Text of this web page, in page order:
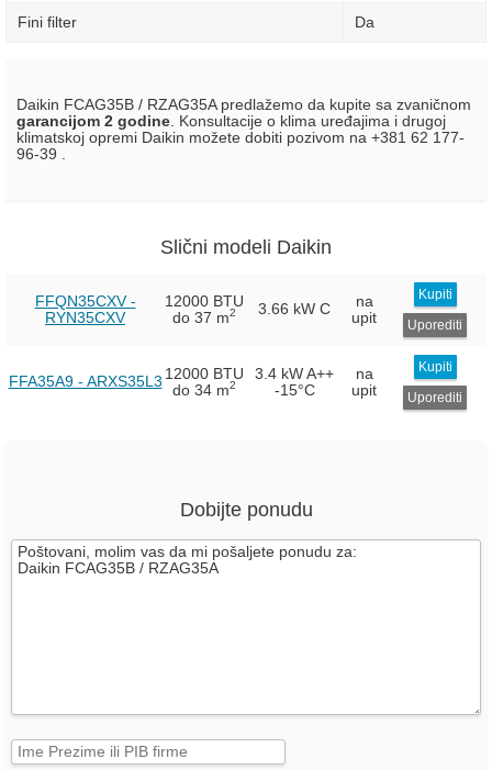
Fini filter Da
Daikin FCAG35B / RZAG35A predlažemo da kupite sa zvaničnom
garancijom 2 godine . Konsultacije o klima uređajima i drugoj
klimatskoj opremi Daikin možete dobiti pozivom na +381 62 177-
96-39 .
Slični modeli Daikin
FFQN35CXV -
RYN35CXV
12000 BTU
do 37 m2 3.66 kW C
na
upit
Kupiti
Uporediti
FFA35A9 - ARXS35L3 12000 BTU
do 34 m2
3.4 kW A++
-15°C
na
upit
Kupiti
Uporediti
Dobijte ponudu